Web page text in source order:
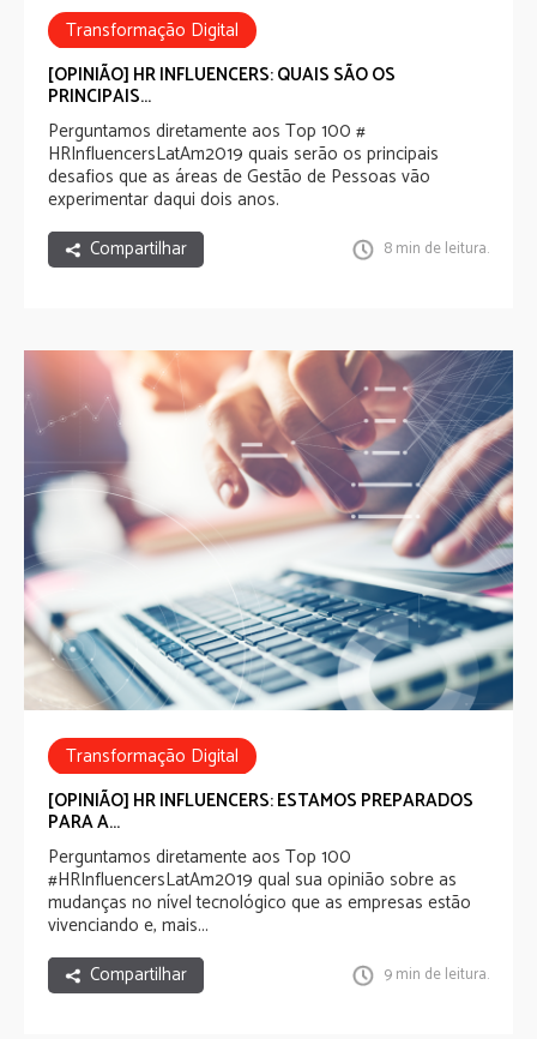
Transformação Digital
HRInfluencersLatAm2019
[OPINIÃO] HR INFLUENCERS: QUAIS SÃO OS
PRINCIPAIS...
Perguntamos diretamente aos Top 100 #
HRInfluencersLatAm2019 quais serão os principais
desafios que as áreas de Gestão de Pessoas vão
experimentar daqui dois anos.
Compartilhar
8 min de leitura.
Transformação Digital
HRInfluencersLatAm2019
[OPINIÃO] HR INFLUENCERS: ESTAMOS PREPARADOS
PARA A...
Perguntamos diretamente aos Top 100
#HRInfluencersLatAm2019 qual sua opinião sobre as
mudanças no nível tecnológico que as empresas estão
vivenciando e, mais...
Compartilhar
9 min de leitura.